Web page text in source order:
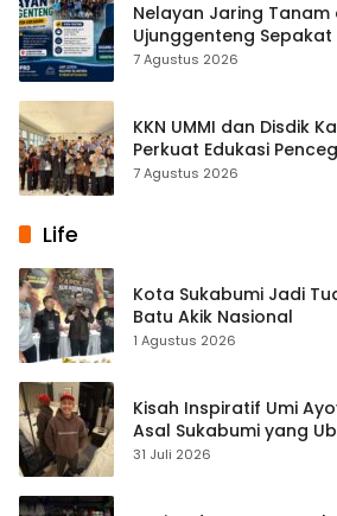
Nelayan Jaring
Ujunggenteng Sepakat
Penangkapan
7 Agustus 2026
KKN UMMI dan Disdik
Perkuat Edukasi
Remaja di SMPN 2
7 Agustus 2026
Life
Kota Sukabumi Jadi
Batu Akik Nasional
1 Agustus 2026
Kisah Inspiratif Umi
Asal Sukabumi yang
Streaming
31 Juli 2026